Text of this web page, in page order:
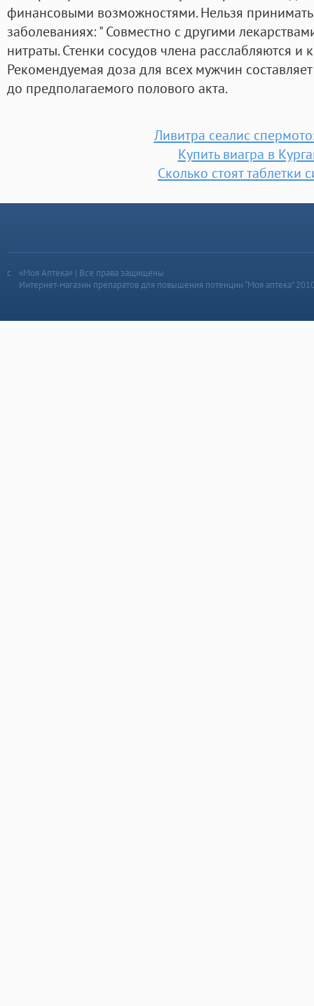
финансовыми возможностями. Нельзя
заболеваниях: " Совместно с другими
нитраты. Стенки сосудов члена расслабляются и
Рекомендуемая доза для всех мужчин
до предполагаемого полового акта.
Ливитра сеалис
Купить виагра в
Сколько стоят таблетки
«Моя Аптека» | Все права защищены
Интернет-магазин препаратов для повышения потенции “Моя аптека”